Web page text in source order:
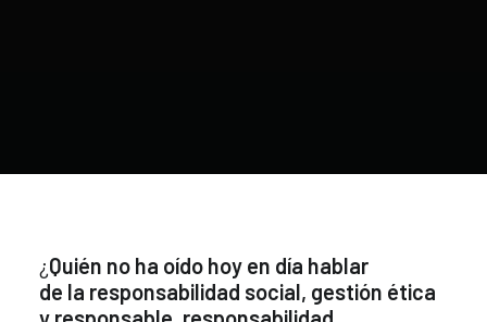
¿Quién no ha oído hoy en día hablar
de la responsabilidad social, gestión ética